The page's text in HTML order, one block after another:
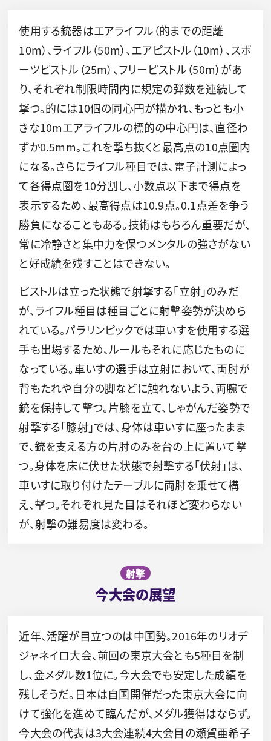
使用する銃器はエアライフル（的までの距離
10m）、ライフル（50m）、エアピストル（10m）、スポ
ーツピストル（25m）、フリーピストル（50m）があ
り、それぞれ制限時間内に規定の弾数を連続して
撃つ。的には10個の同心円が描かれ、もっとも小
さな10mエアライフルの標的の中心円は、直径わ
ずか0.5mm。これを撃ち抜くと最高点の10点圏内
になる。さらにライフル種目では、電子計測によっ
て各得点圏を10分割し、小数点以下まで得点を
表示するため、最高得点は10.9点。0.1点差を争う
勝負になることもある。技術はもちろん重要だが、
常に冷静さと集中力を保つメンタルの強さがない
と好成績を残すことはできない。
ピストルは立った状態で射撃する「立射」のみだ
が、ライフル種目は種目ごとに射撃姿勢が決めら
れている。パラリンピックでは車いすを使用する選
手も出場するため、ルールもそれに応じたものに
なっている。車いすの選手は立射において、両肘が
背もたれや自分の脚などに触れないよう、両腕で
銃を保持して撃つ。片膝を立て、しゃがんだ姿勢で
射撃する「膝射」では、身体は車いすに座ったまま
で、銃を支える方の片肘のみを台の上に置いて撃
つ。身体を床に伏せた状態で射撃する「伏射」は、
車いすに取り付けたテーブルに両肘を乗せて構
え、撃つ。それぞれ見た目はそれほど変わらない
が、射撃の難易度は変わる。
射撃
今大会の展望
近年、活躍が目立つのは中国勢。2016年のリオデ
ジャネイロ大会、前回の東京大会とも5種目を制
し、金メダル数1位に。今大会でも安定した成績を
残しそうだ。日本は自国開催だった東京大会に向
けて強化を進めて臨んだが、メダル獲得はならず。
今大会の代表は3大会連続4大会目の瀬賀亜希子